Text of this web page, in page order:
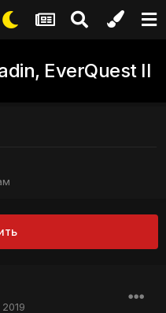
EverQuest II